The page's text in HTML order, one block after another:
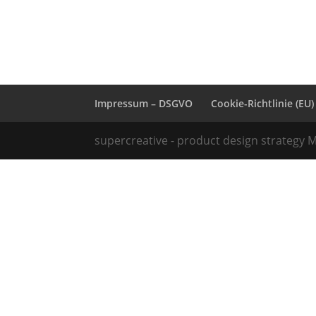
Impressum – DSGVO Cookie-Richtlinie (EU)
supercreative - product design strategy